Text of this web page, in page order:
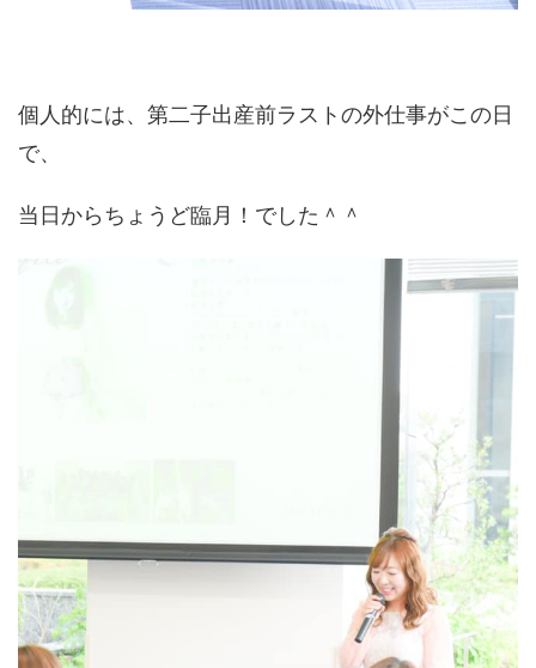
個人的には、第二子出産前ラストの外仕事がこの日
で、
当日からちょうど臨月！でした＾＾